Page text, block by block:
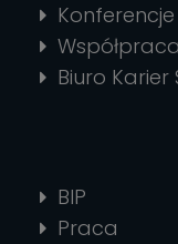
Konferencje
Biuro
BIP
Praca